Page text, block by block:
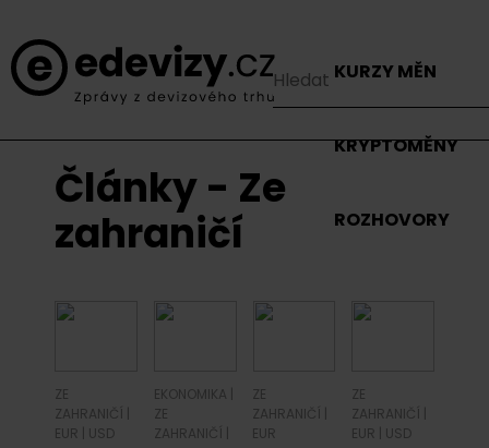
KURZY MĚN
KRYPTOMĚNY
ROZHOVORY
Články - Ze
zahraničí
ZE
ZAHRANIČÍ
EUR
USD
EKONOMIKA
ZE
ZAHRANIČÍ
ZE
ZAHRANIČÍ
EUR
ZE
ZAHRANIČÍ
EUR
USD